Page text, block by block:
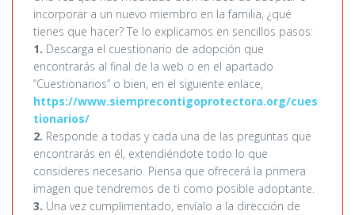
incorporar a un nuevo miembro en la familia, ¿qué
tienes que hacer? Te lo explicamos en sencillos pasos:
1. Descarga el cuestionario de adopción que
encontrarás al final de la web o en el apartado
“Cuestionarios” o bien, en el siguiente enlace,
https://www.siemprecontigoprotectora.org/cues
tionarios/
2. Responde a todas y cada una de las preguntas que
encontrarás en él, extendiéndote todo lo que
consideres necesario. Piensa que ofrecerá la primera
imagen que tendremos de ti como posible adoptante.
3. Una vez cumplimentado, envíalo a la dirección de